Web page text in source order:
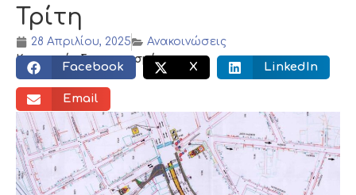
Τρίτη
28 Απριλίου, 2025
Ανακοινώσεις
Κοινωνικός διαμοιρασμός:
Facebook X LinkedIn
Email